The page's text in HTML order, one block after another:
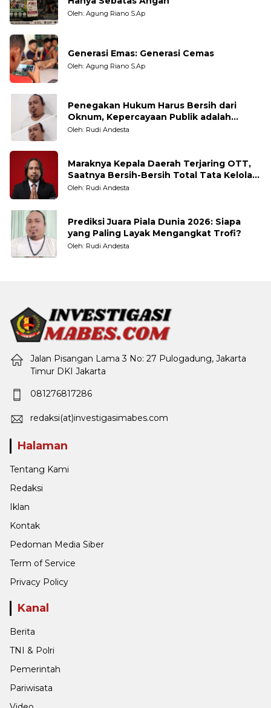
Oleh: Agung Riano S.Ap
Generasi Emas: Generasi Cemas
Oleh: Agung Riano S.Ap
Penegakan Hukum Harus Bersih dari
Oknum, Kepercayaan Publik adalah
Taruhannya
Oleh: Rudi Andesta
Maraknya Kepala Daerah Terjaring OTT,
Saatnya Bersih-Bersih Total Tata Kelola
Pemerintahan
Oleh: Rudi Andesta
Prediksi Juara Piala Dunia 2026: Siapa
yang Paling Layak Mengangkat Trofi?
Oleh: Rudi Andesta
Jalan Pisangan Lama 3 No: 27 Pulogadung, Jakarta
Timur DKI Jakarta
081276817286
redaksi(at)investigasimabes.com
Halaman
Tentang Kami
Redaksi
Iklan
Kontak
Pedoman Media Siber
Term of Service
Privacy Policy
Kanal
Berita
TNI & Polri
Pemerintah
Pariwisata